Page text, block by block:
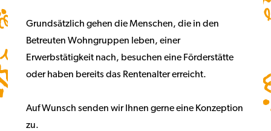
Grundsätzlich gehen die Menschen, die in den
Betreuten Wohngruppen leben, einer
Erwerbstätigkeit nach, besuchen eine Förderstätte
oder haben bereits das Rentenalter erreicht.
Auf Wunsch senden wir Ihnen gerne eine Konzeption
zu.